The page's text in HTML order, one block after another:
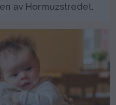
av Hormuzstredet.